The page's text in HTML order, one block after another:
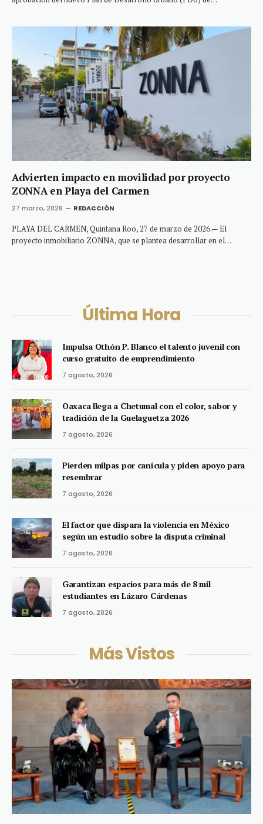
Advierten impacto en movilidad por proyecto
ZONNA en Playa del Carmen
27 marzo, 2026 REDACCIÓN
PLAYA DEL CARMEN, Quintana Roo, 27 de marzo de 2026.— El
proyecto inmobiliario ZONNA, que se plantea desarrollar en el…
Última Hora
Impulsa Othón P. Blanco el talento juvenil con
curso gratuito de emprendimiento
7 agosto, 2026
Oaxaca llega a Chetumal con el color, sabor y
tradición de la Guelaguetza 2026
7 agosto, 2026
Pierden milpas por canícula y piden apoyo para
resembrar
7 agosto, 2026
El factor que dispara la violencia en México
según un estudio sobre la disputa criminal
7 agosto, 2026
Garantizan espacios para más de 8 mil
estudiantes en Lázaro Cárdenas
7 agosto, 2026
Más Vistos